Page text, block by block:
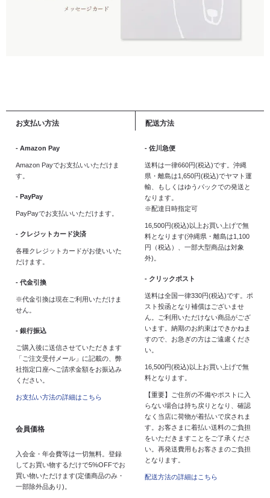
お支払い方法
- Amazon Pay
Amazon Payでお支払いいただけま
す。
- PayPay
PayPayでお支払いいただけます。
- クレジットカード決済
各種クレジットカードがお使いいた
だけます。
- 代金引換
※代金引換は現在ご利用いただけま
せん。
- 銀行振込
ご購入後に送信させていただきます
「ご注文受付メール」に記載の、弊
社指定口座へご請求金額をお振込み
ください。
お支払い方法の詳細はこちら
会員価格
入会金・年会費等は一切無料。登録
してお買い物するだけで5%OFFでお
買い物いただけます(定価商品のみ・
一部除外品あり)。
配送方法
- 佐川急便
送料は一律660円(税込)です。沖縄
県・離島は1,650円(税込)でヤマト運
輸、もしくはゆうパックでの発送と
なります。
※配達日時指定可
16,500円(税込)以上お買い上げで無
料となります(沖縄県・離島は1,100
円（税込）、一部大型商品は対象
外)。
- クリックポスト
送料は全国一律330円(税込)です。ポ
スト投函となり補償はございませ
ん。ご利用いただけない商品がござ
います。納期のお約束はできかねま
すので、お急ぎの方はご遠慮くださ
い。
16,500円(税込)以上お買い上げで無
料となります。
【重要】ご住所の不備やポストに入
らない場合は持ち戻りとなり、確認
なく当店に荷物が着払いで戻されま
す。お客さまに着払い送料のご負担
をいただきますことをご了承くださ
い。再発送費用もお客さまのご負担
となります。
配送方法の詳細はこちら